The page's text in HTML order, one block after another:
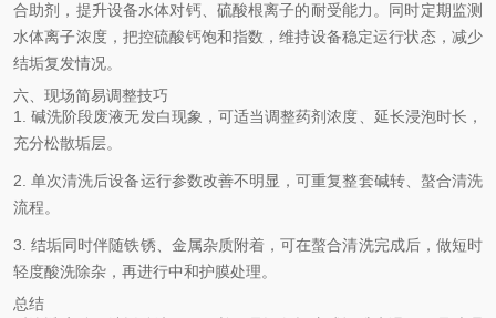
合助剂，提升设备水体对钙、硫酸根离子的耐受能力。同时定期监测
水体离子浓度，把控硫酸钙饱和指数，维持设备稳定运行状态，减少
结垢复发情况。
六、现场简易调整技巧
1. 碱洗阶段废液无发白现象，可适当调整药剂浓度、延长浸泡时长，
充分松散垢层。
2. 单次清洗后设备运行参数改善不明显，可重复整套碱转、螯合清洗
流程。
3. 结垢同时伴随铁锈、金属杂质附着，可在螯合清洗完成后，做短时
轻度酸洗除杂，再进行中和护膜处理。
总结